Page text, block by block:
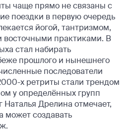
чаще прямо не связаны с
поездки в первую очередь
йогой, тантризмом,
восточными практиками. В
стал набирать
прошлого и нынешнего
последователи
х ретриты стали трендом
у определённых групп
Наталья Дрелина отмечает,
может создавать